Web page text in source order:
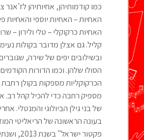
כמו קודמותיהן, אחיותיהן לז'אנר
האחיות – האחיות יוספי והאחיות
האחיות כרקוקלי – טלי ולירון –
קליל. גם אצלן מדובר בקולות
ובשילובים יפים של שירה,
הסולו שלהן. וכמו הדורות
הכרקוקליות מספקות בקולן רחבת
מספיק רחבה כדי להכיל קהל רב.
של בני גילן הביולוגי והמנטלי.
בעונה הראשונה של הריאליטי
פקטור ישראל"